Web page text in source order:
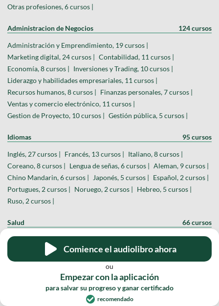
Comience el audiolibro ahora
ou
Empezar con la aplicación
para salvar su progreso y ganar certificado
recomendado
Otras profesiones, 6 cursos |
Administracion de Negocios 124 cursos
Administración y Emprendimiento, 19 cursos |
Marketing digital, 24 cursos | Contabilidad, 11 cursos |
Economía, 8 cursos | Inversiones y Trading, 10 cursos |
Liderazgo y habilidades empresariales, 11 cursos |
Recursos humanos, 8 cursos | Finanzas personales, 7 cursos |
Ventas y comercio electrónico, 11 cursos |
Gestion de Proyecto, 10 cursos | Gestión pública, 5 cursos |
Idiomas 95 cursos
Inglés, 27 cursos | Francés, 13 cursos | Italiano, 8 cursos |
Coreano, 8 cursos | Lengua de señas, 6 cursos | Aleman, 9 cursos |
Chino Mandarin, 6 cursos |
Japonés, 5 cursos | Español, 2 cursos |
Portugues, 2 cursos | Noruego, 2 cursos | Hebreo, 5 cursos |
Ruso, 2 cursos |
Salud 66 cursos
Primeros auxilios, 11 cursos |
Psicologia, 6 cursos | Nutrición y pérdida de peso, 8 cursos |
Fisioterapia, 8 cursos | Anatomía, 7 cursos |
Educación Física, 10 cursos | Veterinario, 5 cursos |
Virología, 3 cursos | Enfermería, 2 cursos |